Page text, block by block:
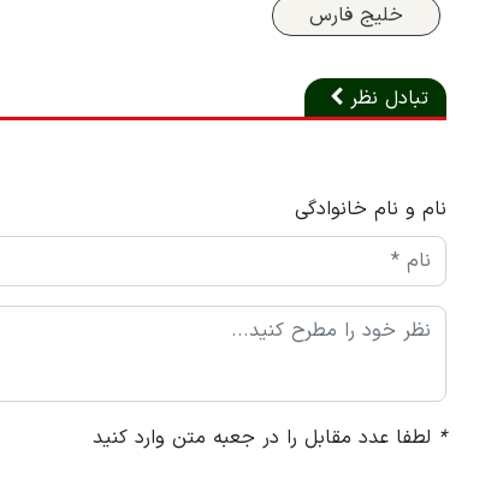
خلیج فارس
تبادل نظر
نام و نام خانوادگی
* لطفا عدد مقابل را در جعبه متن وارد کنید